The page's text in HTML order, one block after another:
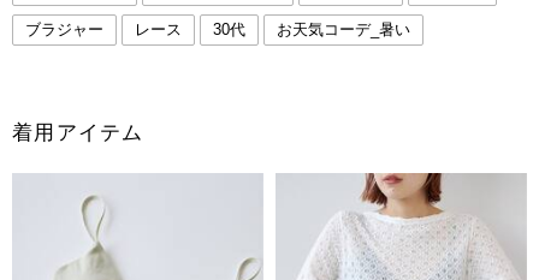
ブラジャー レース 30代 お天気コーデ_暑い
着用アイテム